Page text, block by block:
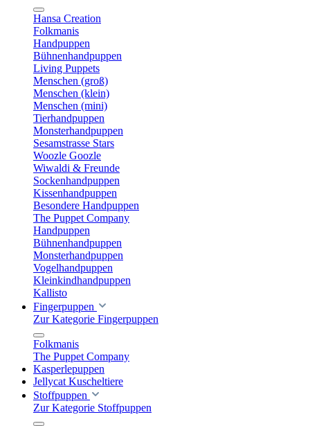
Hansa Creation
Folkmanis
Handpuppen
Bühnenhandpuppen
Living Puppets
Menschen (groß)
Menschen (klein)
Menschen (mini)
Tierhandpuppen
Monsterhandpuppen
Sesamstrasse Stars
Woozle Goozle
Wiwaldi & Freunde
Sockenhandpuppen
Kissenhandpuppen
Besondere Handpuppen
The Puppet Company
Handpuppen
Bühnenhandpuppen
Monsterhandpuppen
Vogelhandpuppen
Kleinkindhandpuppen
Kallisto
Fingerpuppen
Zur Kategorie Fingerpuppen
Folkmanis
The Puppet Company
Kasperlepuppen
Jellycat Kuscheltiere
Stoffpuppen
Zur Kategorie Stoffpuppen